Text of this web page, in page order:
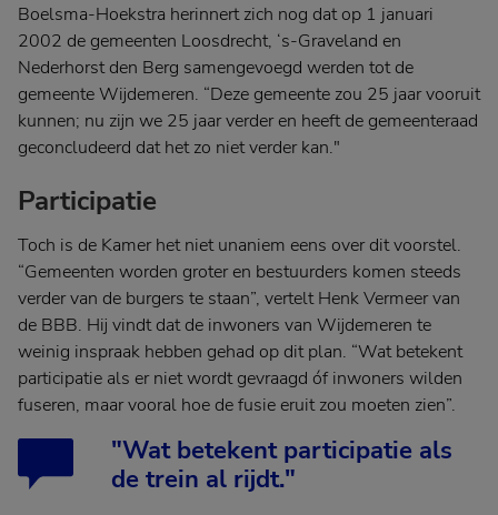
Boelsma-Hoekstra herinnert zich nog dat op 1 januari
2002 de gemeenten Loosdrecht, ‘s-Graveland en
Nederhorst den Berg samengevoegd werden tot de
gemeente Wijdemeren. “Deze gemeente zou 25 jaar vooruit
kunnen; nu zijn we 25 jaar verder en heeft de gemeenteraad
geconcludeerd dat het zo niet verder kan."
Participatie
Toch is de Kamer het niet unaniem eens over dit voorstel.
“Gemeenten worden groter en bestuurders komen steeds
verder van de burgers te staan”, vertelt Henk Vermeer van
de BBB. Hij vindt dat de inwoners van Wijdemeren te
weinig inspraak hebben gehad op dit plan. “Wat betekent
participatie als er niet wordt gevraagd óf inwoners wilden
fuseren, maar vooral hoe de fusie eruit zou moeten zien”.
"Wat betekent participatie als
de trein al rijdt."